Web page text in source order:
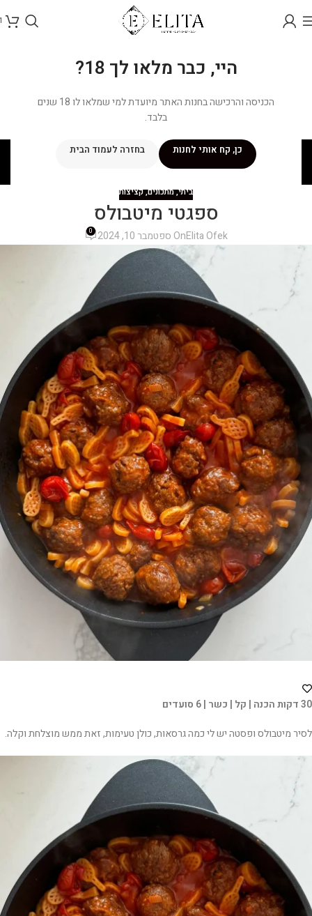
היי, כבר מלאו לך 18?
הכניסה והרכישה בחנות האתר מיועדת למי שמלאו לו 18 שנים
בלבד.
כן, קח אותי לחנות בחזרה לעמוד הביתבלוג
ביתי,מתכונים,קציצות
ספגטי מיטבולס
Elita OfekOn ספטמבר 10, 2024 0
30 דקות הכנה | קל | כשר | 6 סועדים
לסיר מיטבולס ופסטה יש לי כמה גרסאות, כולן טעימות, זאת ממש מוצלחת וקלה.